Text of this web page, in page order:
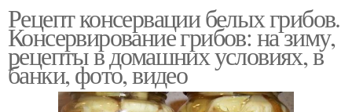
Рецепт консервации белых грибов.
Консервирование грибов: на зиму,
рецепты в домашних условиях, в
банки, фото, видео